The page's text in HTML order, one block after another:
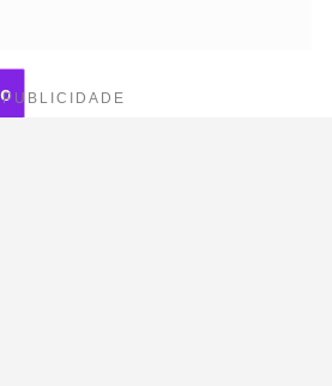
PUBLICIDADE